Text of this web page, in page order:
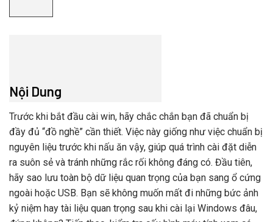
Nội Dung
Trước khi bắt đầu cài win, hãy chắc chắn bạn đã chuẩn bị
đầy đủ “đồ nghề” cần thiết. Việc này giống như việc chuẩn bị
nguyên liệu trước khi nấu ăn vậy, giúp quá trình cài đặt diễn
ra suôn sẻ và tránh những rắc rối không đáng có. Đầu tiên,
hãy sao lưu toàn bộ dữ liệu quan trọng của bạn sang ổ cứng
ngoài hoặc USB. Bạn sẽ không muốn mất đi những bức ảnh
kỷ niệm hay tài liệu quan trọng sau khi cài lại Windows đâu,